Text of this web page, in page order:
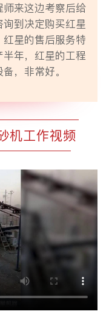
来这边考察后给
到决定购买红星
星的售后服务特
年，红星的工程
，非常好。
机工作视频